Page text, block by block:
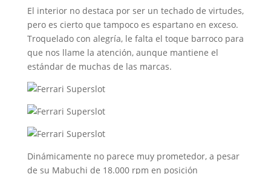
El interior no destaca por ser un techado de virtudes,
pero es cierto que tampoco es espartano en exceso.
Troquelado con alegría, le falta el toque barroco para
que nos llame la atención, aunque mantiene el
estándar de muchas de las marcas.
Dinámicamente no parece muy prometedor, a pesar
de su Mabuchi de 18.000 rpm en posición